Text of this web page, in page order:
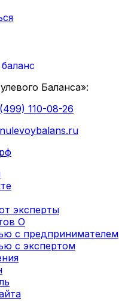
Баланса»:
110-08-26
эксперты
О
с предпринимателем
с экспертом